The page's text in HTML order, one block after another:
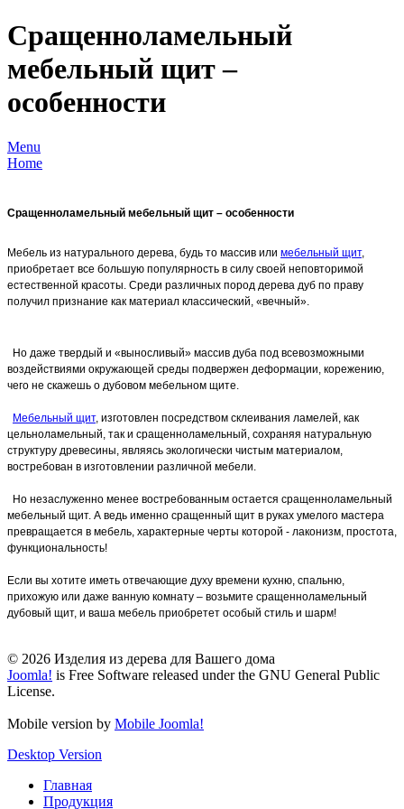
Сращенноламельный
мебельный щит –
особенности
Menu
Home
Сращенноламельный мебельный щит – особенности
Мебель из натурального дерева, будь то массив или мебельный щит,
приобретает все большую популярность в силу своей неповторимой
естественной красоты. Среди различных пород дерева дуб по праву
получил признание как материал классический, «вечный».
Но даже твердый и «выносливый» массив дуба под всевозможными
воздействиями окружающей среды подвержен деформации, корежению,
чего не скажешь о дубовом мебельном щите.
Мебельный щит, изготовлен посредством склеивания ламелей, как
цельноламельный, так и сращенноламельный, сохраняя натуральную
структуру древесины, являясь экологически чистым материалом,
востребован в изготовлении различной мебели.
Но незаслуженно менее востребованным остается сращенноламельный
мебельный щит. А ведь именно сращенный щит в руках умелого мастера
превращается в мебель, характерные черты которой - лаконизм, простота,
функциональность!
Если вы хотите иметь отвечающие духу времени кухню, спальню,
прихожую или даже ванную комнату – возьмите сращенноламельный
дубовый щит, и ваша мебель приобретет особый стиль и шарм!
© 2026 Изделия из дерева для Вашего дома
Joomla! is Free Software released under the GNU General Public
License.
Mobile version by Mobile Joomla!
Desktop Version
Главная
Продукция